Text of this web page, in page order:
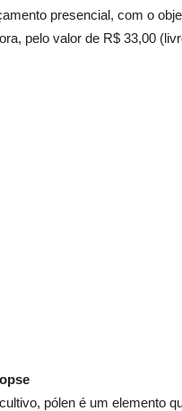
presencial, com o
pelo valor de R$ 33,00
pólen é um elemento